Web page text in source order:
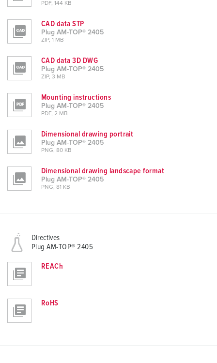
PDF, 144 KB
CAD data STP
Plug AM-TOP® 2405
ZIP, 1 MB
CAD data 3D DWG
Plug AM-TOP® 2405
ZIP, 3 MB
Mounting instructions
Plug AM-TOP® 2405
PDF, 2 MB
Dimensional drawing portrait
Plug AM-TOP® 2405
PNG, 80 KB
Dimensional drawing landscape format
Plug AM-TOP® 2405
PNG, 81 KB
Directives
Plug AM-TOP® 2405
REACh
RoHS